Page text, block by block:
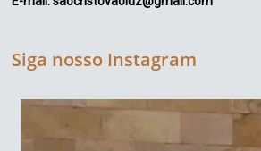
Siga nosso Instagram